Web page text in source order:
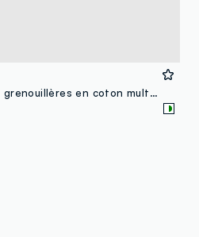
Pack duo de grenouillères en coton multicolore bébé Disney